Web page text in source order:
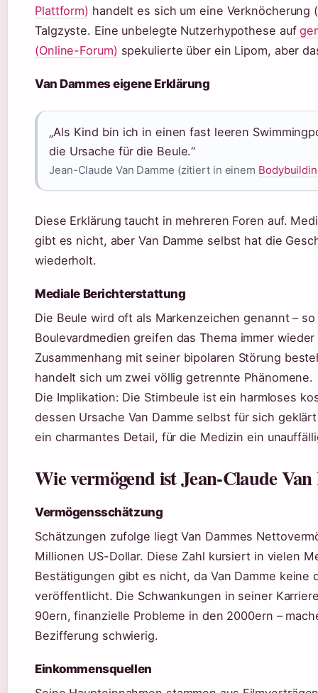
Plattform) handelt es sich um eine Verknöcherung
Talgzyste. Eine unbelegte Nutzerhypothese auf
(Online-Forum) spekulierte über ein Lipom, aber
Van Dammes eigene Erklärung
„Als Kind bin ich in einen fast leeren
die Ursache für die Beule.“
Jean-Claude Van Damme (zitiert in einem
Diese Erklärung taucht in mehreren Foren auf.
gibt es nicht, aber Van Damme selbst hat die
wiederholt.
Mediale Berichterstattung
Die Beule wird oft als Markenzeichen genannt –
Boulevardmedien greifen das Thema immer
Zusammenhang mit seiner bipolaren Störung
handelt sich um zwei völlig getrennte Phänomene.
Die Implikation: Die Stirnbeule ist ein harmloses
dessen Ursache Van Damme selbst für sich
ein charmantes Detail, für die Medizin ein
Wie vermögend ist Jean-Claude
Vermögensschätzung
Schätzungen zufolge liegt Van Dammes
Millionen US-Dollar. Diese Zahl kursiert in vielen
Bestätigungen gibt es nicht, da Van Damme keine
veröffentlicht. Die Schwankungen in seiner
90ern, finanzielle Probleme in den 2000ern –
Bezifferung schwierig.
Einkommensquellen